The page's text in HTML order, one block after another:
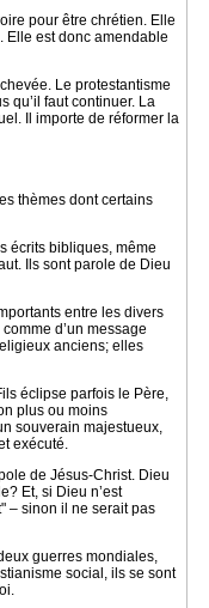
pour être chrétien. Elle
Elle est donc amendable
Le protestantisme
qu’il faut continuer. La
Il importe de réformer la
thèmes dont certains
écrits bibliques, même
Ils sont parole de Dieu
entre les divers
d’un message
anciens; elles
éclipse parfois le Père,
plus ou moins
souverain majestueux,
exécuté.
de Jésus-Christ. Dieu
Et, si Dieu n’est
– sinon il ne serait pas
guerres mondiales,
social, ils se sont